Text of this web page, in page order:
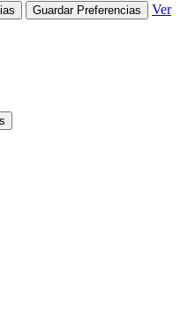
Guardar Preferencias
Ver